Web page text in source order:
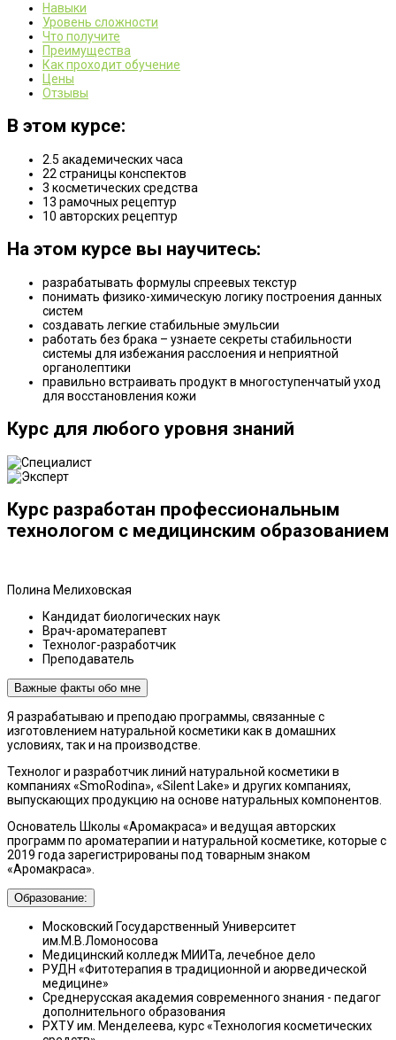
Навыки
Уровень сложности
Что получите
Преимущества
Как проходит обучение
Цены
Отзывы
В этом курсе:
2.5 академических часа
22 страницы конспектов
3 косметических средства
13 рамочных рецептур
10 авторских рецептур
На этом курсе вы научитесь:
разрабатывать формулы спреевых текстур
понимать физико-химическую логику построения данных
систем
создавать легкие стабильные эмульсии
работать без брака – узнаете секреты стабильности
системы для избежания расслоения и неприятной
органолептики
правильно встраивать продукт в многоступенчатый уход
для восстановления кожи
Курс для любого уровня знаний
Курс разработан профессиональным
технологом с медицинским образованием
Полина Мелиховская
Кандидат биологических наук
Врач-ароматерапевт
Технолог-разработчик
Преподаватель
Важные факты обо мне
Я разрабатываю и преподаю программы, связанные с
изготовлением натуральной косметики как в домашних
условиях, так и на производстве.
Технолог и разработчик линий натуральной косметики в
компаниях «SmoRodina», «Silent Lake» и других компаниях,
выпускающих продукцию на основе натуральных компонентов.
Основатель Школы «Аромакраса» и ведущая авторских
программ по ароматерапии и натуральной косметике, которые с
2019 года зарегистрированы под товарным знаком
«Аромакраса».
Образование:
Московский Государственный Университет
им.М.В.Ломоносова
Медицинский колледж МИИТа, лечебное дело
РУДН «Фитотерапия в традиционной и аюрведической
медицине»
Среднерусская академия современного знания - педагог
дополнительного образования
РХТУ им. Менделеева, курс «Технология косметических